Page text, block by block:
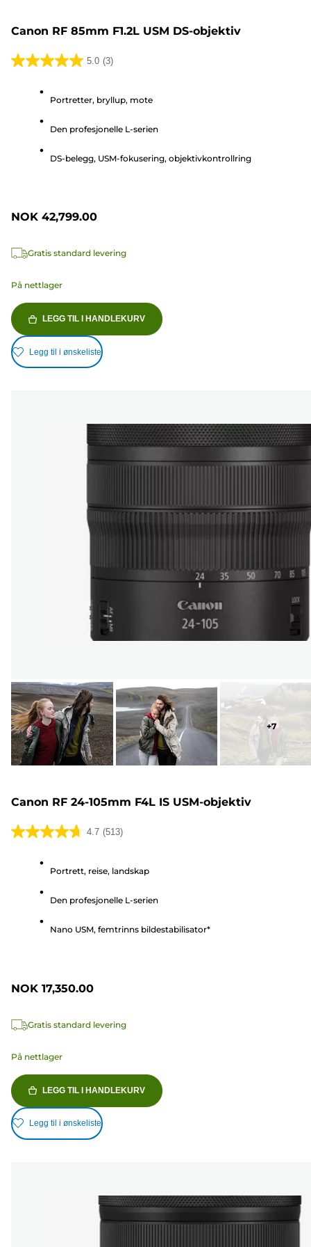
Canon RF 85mm F1.2L USM DS-objektiv
5.0 (3)
5.0
stjerner.
omtaler
Portretter, bryllup, mote
Den profesjonelle L-serien
DS-belegg, USM-fokusering, objektivkontrollring
NOK 42,799.00
Gratis standard levering
På nettlager
LEGG TIL I HANDLEKURV
Legg til i ønskeliste
+7
Canon RF 24-105mm F4L IS USM-objektiv
4.7 (513)
4.7
stjerner.
omtaler
Portrett, reise, landskap
Den profesjonelle L-serien
Nano USM, femtrinns bildestabilisator*
NOK 17,350.00
Gratis standard levering
På nettlager
LEGG TIL I HANDLEKURV
Legg til i ønskeliste